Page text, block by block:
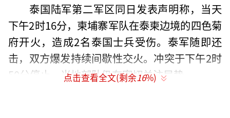
泰国陆军第二军区同日发表声明称，当天
下午2时16分，柬埔寨军队在泰柬边境的四色菊
府开火，造成2名泰国士兵受伤。泰军随即还
击，双方爆发持续间歇性交火。冲突于下午2时
50分停止，当地部队仍在密切关注局势。
点击查看全文(剩余16%)